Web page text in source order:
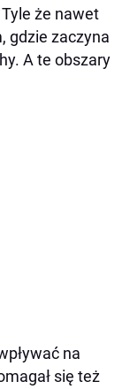
że nawet
gdzie zaczyna
A te obszary
na
się też